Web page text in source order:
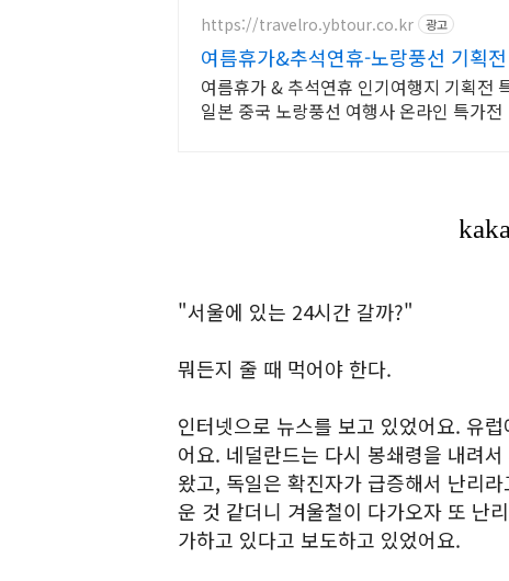
https://travelro.ybtour.co.kr 광고
여름휴가&추석연휴-노랑풍선 기획
여름휴가 & 추석연휴 인기여행지 기획전
일본 중국 노랑풍선 여행사 온라인 특가전
"서울에 있는 24시간 갈까?"
뭐든지 줄 때 먹어야 한다.
인터넷으로 뉴스를 보고 있었어요. 유
어요. 네덜란드는 다시 봉쇄령을 내려
왔고, 독일은 확진자가 급증해서 난리
운 것 같더니 겨울철이 다가오자 또 난
가하고 있다고 보도하고 있었어요.